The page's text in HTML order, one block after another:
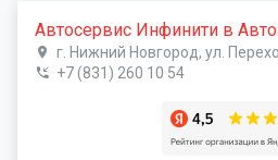
Автосервис Инфинити в
г. Нижний Новгород, ул.
+7 (831) 260 10 54